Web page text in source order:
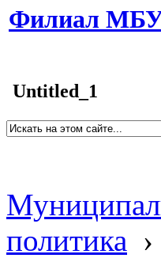
Филиал МБУ
Untitled_1
политика ›